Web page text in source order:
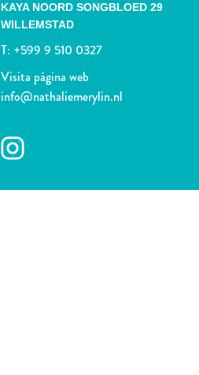
KAYA NOORD SONGBLOED 29
WILLEMSTAD
T: +599 9 510 0327
Visita página web
info@nathaliemerylin.nl